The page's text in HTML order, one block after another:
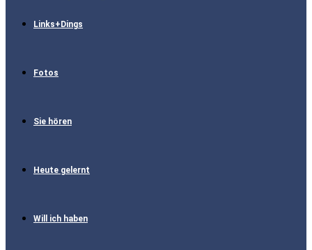
Links+Dings
Fotos
Sie hören
Heute gelernt
Will ich haben